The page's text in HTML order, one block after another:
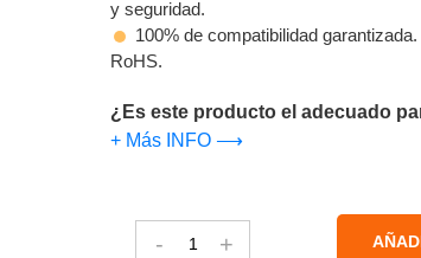
y seguridad.
100% de compatibilidad
RoHS.
¿Es este producto el adecuado
+ Más INFO ⟶
- +